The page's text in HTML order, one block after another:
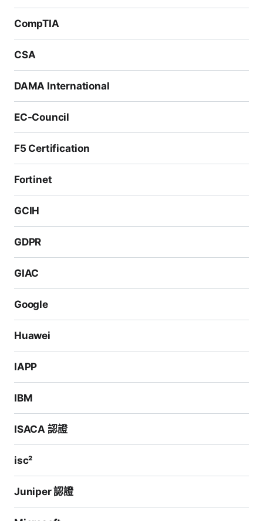
CompTIA
CSA
DAMA International
EC-Council
F5 Certification
Fortinet
GCIH
GDPR
GIAC
Google
Huawei
IAPP
IBM
ISACA 認證
isc²
Juniper 認證